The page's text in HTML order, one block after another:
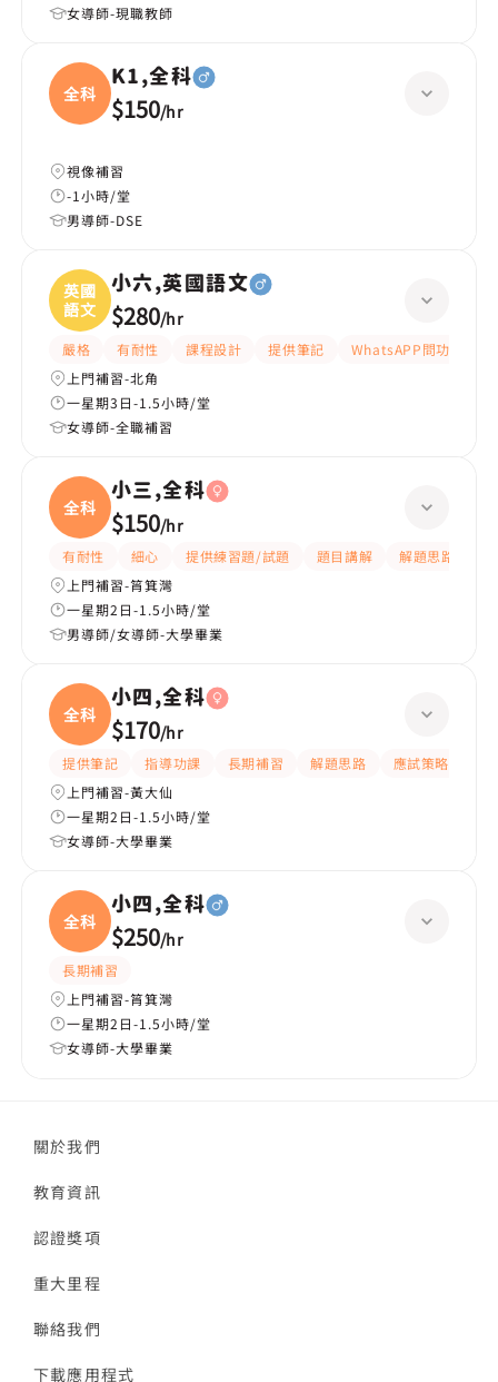
女導師-現職教師
全科
K1,全科
$150/hr
視像補習
-1小時/堂
男導師-DSE
英國
語文
小六,英國語文
$280/hr
嚴格 有耐性 課程設計 提供筆記 WhatsAPP問功課
上門補習-北角
一星期3日-1.5小時/堂
女導師-全職補習
全科
小三,全科
$150/hr
有耐性 細心 提供練習題/試題 題目講解
解題思路
上門補習-筲箕灣
一星期2日-1.5小時/堂
男導師/女導師-大學畢業
全科
小四,全科
$170/hr
提供筆記 指導功課 長期補習 解題思路 應試策略
上門補習-黃大仙
一星期2日-1.5小時/堂
女導師-大學畢業
全科
小四,全科
$250/hr
長期補習
上門補習-筲箕灣
一星期2日-1.5小時/堂
女導師-大學畢業
關於我們
教育資訊
認證獎項
重大里程
聯絡我們
下載應用程式